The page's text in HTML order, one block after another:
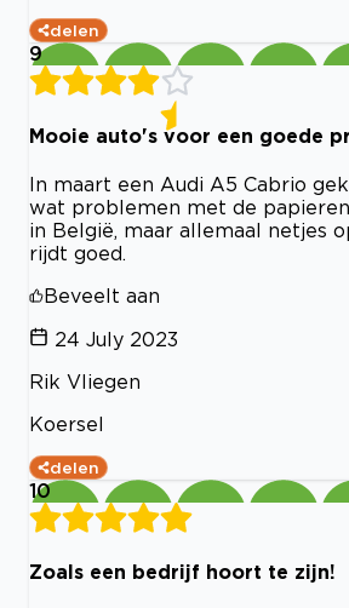
delen
9
Mooie auto's voor een goede
In maart een Audi A5 Cabrio
wat problemen met de
in België, maar allemaal netjes
rijdt goed.
Beveelt aan
24 July 2023
Rik Vliegen
Koersel
delen
10
Zoals een bedrijf hoort te zijn!